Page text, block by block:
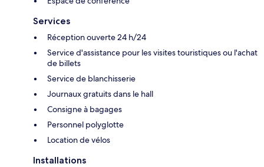
Services
Réception ouverte 24 h/24
Service d'assistance pour les visites touristiques ou l'achat
de billets
Service de blanchisserie
Journaux gratuits dans le hall
Consigne à bagages
Personnel polyglotte
Location de vélos
Installations